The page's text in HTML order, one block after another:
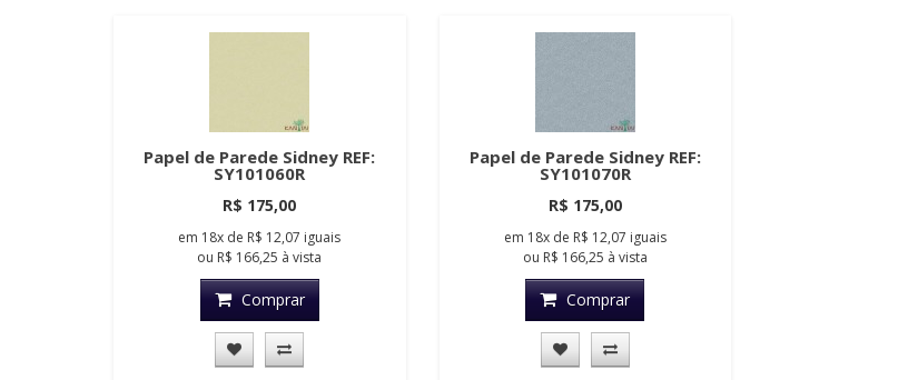
Papel de Parede Sidney REF:
SY101060R
R$ 175,00
em 18x de R$ 12,07 iguais
ou R$ 166,25 à vista
Comprar
Papel de Parede Sidney REF:
SY101070R
R$ 175,00
em 18xde R$ 12,07 iguais
ou R$ 166,25 à vista
Comprar